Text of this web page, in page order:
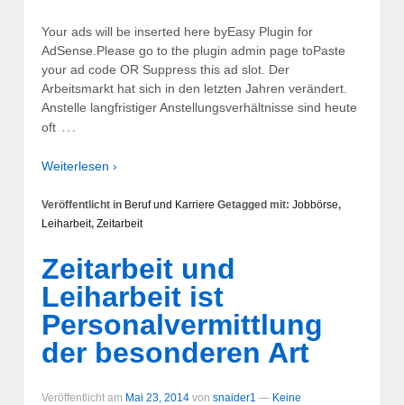
Your ads will be inserted here byEasy Plugin for
AdSense.Please go to the plugin admin page toPaste
your ad code OR Suppress this ad slot. Der
Arbeitsmarkt hat sich in den letzten Jahren verändert.
Anstelle langfristiger Anstellungsverhältnisse sind heute
oft …
Weiterlesen ›
Veröffentlicht in Beruf und Karriere Getagged mit: Jobbörse,
Leiharbeit, Zeitarbeit
Zeitarbeit und
Leiharbeit ist
Personalvermittlung
der besonderen Art
Veröffentlicht am Mai 23, 2014 von snaider1 — Keine